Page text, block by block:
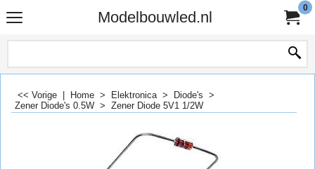
Modelbouwled.nl
0
<< Vorige Home > Elektronica> Diode's >
Zener Diode's 0.5W > Zener Diode 5V1 1/2W